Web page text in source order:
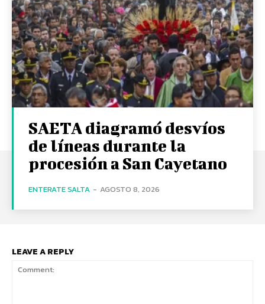
SAETA diagramó desvíos
de líneas durante la
procesión a San Cayetano
ENTERATE SALTA - AGOSTO 8, 2026
LEAVE A REPLY